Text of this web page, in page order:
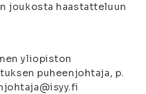
joukosta haastatteluun
yliopiston
puheenjohtaja, p.